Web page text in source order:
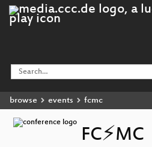
browse events fcmc
FC⚡MC